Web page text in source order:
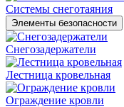
Системы снеготаяния
Элементы безопасности
Снегозадержатели
Лестница кровельная
Ограждение кровли